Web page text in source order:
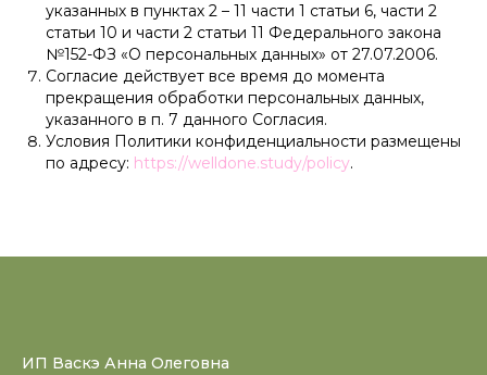
указанных в пунктах 2 – 11 части 1 статьи 6, части 2
статьи 10 и части 2 статьи 11 Федерального закона
№152-ФЗ «О персональных данных» от 27.07.2006.
Согласие действует все время до момента
прекращения обработки персональных данных,
указанного в п. 7 данного Согласия.
Условия Политики конфиденциальности размещены
по адресу: https://welldone.study/policy.
ИП Васкэ Анна Олеговна